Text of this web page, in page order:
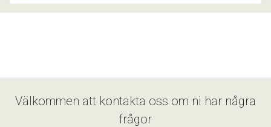
Välkommen att kontakta oss om ni har några
frågor